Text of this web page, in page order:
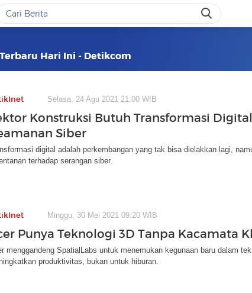
Hari Ini - Detikcom
Selasa, 24 Agu 2021 21:00 WIB
Konstruksi Butuh Transformasi
Siber
digital adalah perkembangan yang tak bisa dielakkan lagi,
terhadap serangan siber.
Minggu, 30 Mei 2021 09:20 WIB
Punya Teknologi 3D Tanpa Kacamata
menggandeng SpatialLabs untuk menemukan kegunaan baru dalam
produktivitas, bukan untuk hiburan.